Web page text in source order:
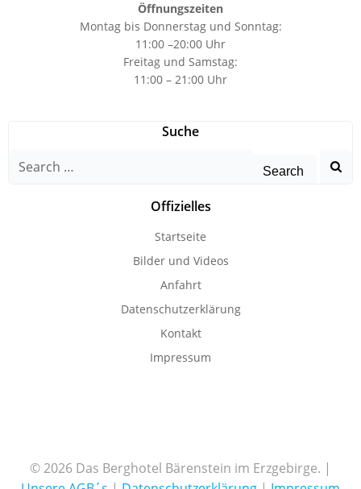
Öffnungszeiten
Montag bis Donnerstag und Sonntag:
11:00 –20:00 Uhr
Freitag und Samstag:
11:00 – 21:00 Uhr
Suche
Search
Offizielles
Startseite
Bilder und Videos
Anfahrt
Datenschutzerklärung
Kontakt
Impressum
© 2026 Das Berghotel Bärenstein im Erzgebirge. |